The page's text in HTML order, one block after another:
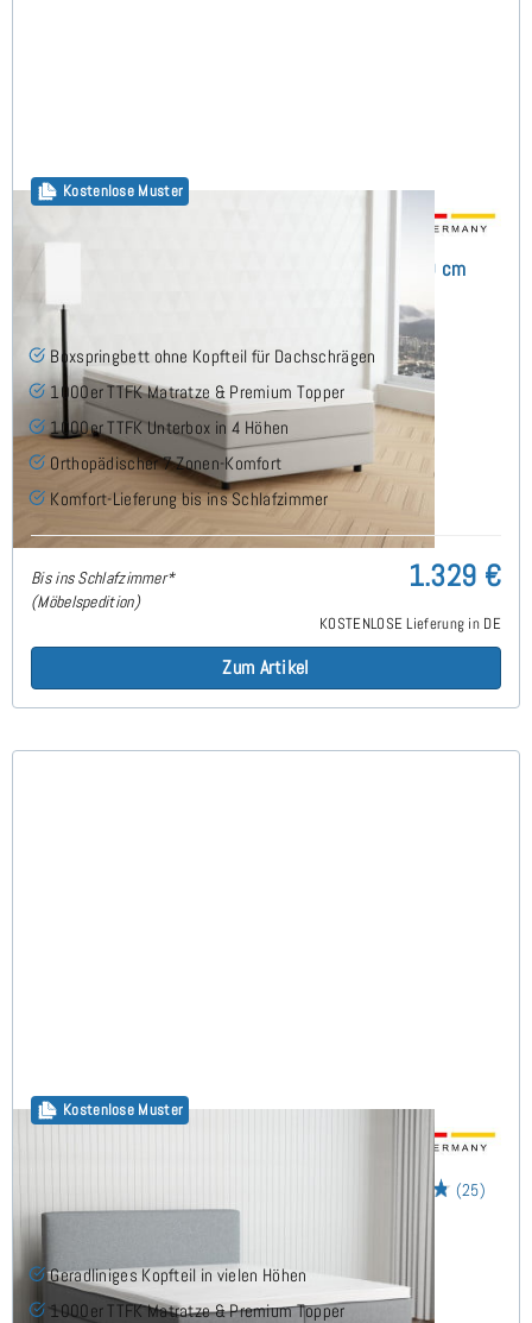
Kostenlose Muster
Flavius Boxspringbett ohne Kopfteil 120x200 cm
Boxspringbett ohne Kopfteil für Dachschrägen
1000er TTFK Matratze & Premium Topper
1000er TTFK Unterbox in 4 Höhen
Orthopädischer 7 Zonen-Komfort
Komfort-Lieferung bis ins Schlafzimmer
Bis ins Schlafzimmer*
(Möbelspedition)
1.329 €
KOSTENLOSE Lieferung in DE
Zum Artikel
Kostenlose Muster
(25)
Geradliniges Kopfteil in vielen Höhen
1000er TTFK Matratze & Premium Topper